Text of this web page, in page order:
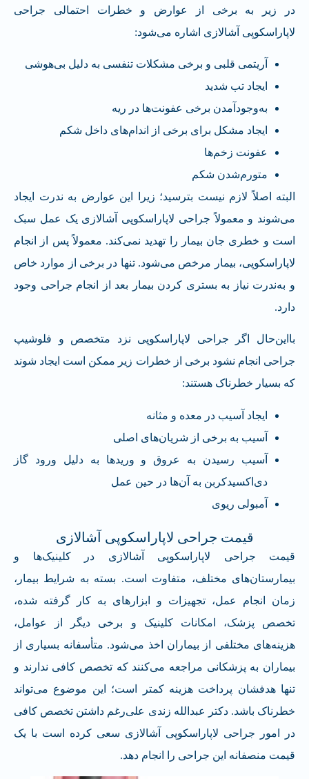
قیمت جراحی لاپاراسکوپی آشالازی
قیمت جراحی لاپاراسکوپی آشالازی در کلینیک‌ها و
بیمارستان‌های مختلف، متفاوت است. بسته به شرایط بیمار،
زمان انجام عمل، تجهیزات و ابزارهای به کار گرفته شده،
تخصص پزشک، امکانات کلینیک و برخی دیگر از عوامل،
هزینه‌های مختلفی از بیماران اخذ می‌شود. متأسفانه بسیاری از
بیماران به پزشکانی مراجعه می‌کنند که تخصص کافی ندارند و
تنها هدفشان پرداخت هزینه کمتر است؛ این موضوع می‌تواند
خطرناک باشد. دکتر عبدالله زندی علی‌رغم داشتن تخصص کافی
در امور جراحی لاپاراسکوپی آشالازی سعی کرده است با یک
قیمت منصفانه این جراحی را انجام دهد.
در زیر به برخی از عوارض و خطرات احتمالی جراحی
لاپاراسکوپی آشالازی اشاره می‌شود:
آریتمی قلبی و برخی مشکلات تنفسی به دلیل بی‌هوشی
ایجاد تب شدید
به‌وجودآمدن برخی عفونت‌ها در ریه
ایجاد مشکل برای برخی از اندام‌های داخل شکم
عفونت زخم‌ها
متورم‌شدن شکم
البته اصلاً لازم نیست بترسید؛ زیرا این عوارض به ندرت ایجاد
می‌شوند و معمولاً جراحی لاپاراسکوپی آشالازی یک عمل سبک
است و خطری جان بیمار را تهدید نمی‌کند. معمولاً پس از انجام
لاپاراسکوپی، بیمار مرخص می‌شود. تنها در برخی از موارد خاص
و به‌ندرت نیاز به بستری کردن بیمار بعد از انجام جراحی وجود
دارد.
بااین‌حال اگر جراحی لاپاراسکوپی نزد متخصص و فلوشیپ
جراحی انجام نشود برخی از خطرات زیر ممکن است ایجاد شوند
که بسیار خطرناک هستند:
ایجاد آسیب در معده و مثانه
آسیب به برخی از شریان‌های اصلی
آسیب رسیدن به عروق و وریدها به دلیل ورود گاز
دی‌اکسیدکربن به آن‌ها در حین عمل
آمبولی ریوی